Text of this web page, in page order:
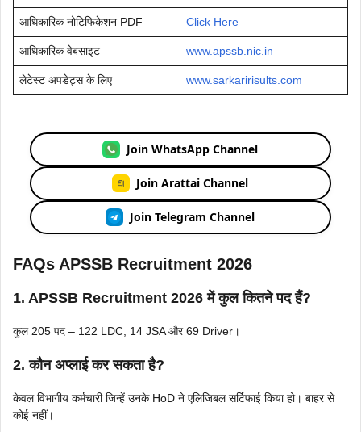
आधिकारिक नोटिफिकेशन PDF Click Here
आधिकारिक वेबसाइट www.apssb.nic.in
लेटेस्ट अपडेट्स के लिए www.sarkaririsults.com
Join WhatsApp Channel
Join Arattai Channel
Join Telegram Channel
FAQs APSSB Recruitment 2026
1. APSSB Recruitment 2026 में कुल कितने पद हैं?
कुल 205 पद – 122 LDC, 14 JSA और 69 Driver।
2. कौन अप्लाई कर सकता है?
केवल विभागीय कर्मचारी जिन्हें उनके HoD ने एलिजिबल सर्टिफाई किया हो। बाहर से
कोई नहीं।